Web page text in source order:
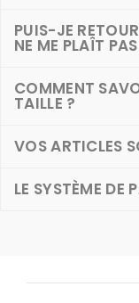
PUIS-JE
NE ME PLAÎT
COMMENT
TAILLE ?
VOS ARTICLES
LE SYSTÈME DE